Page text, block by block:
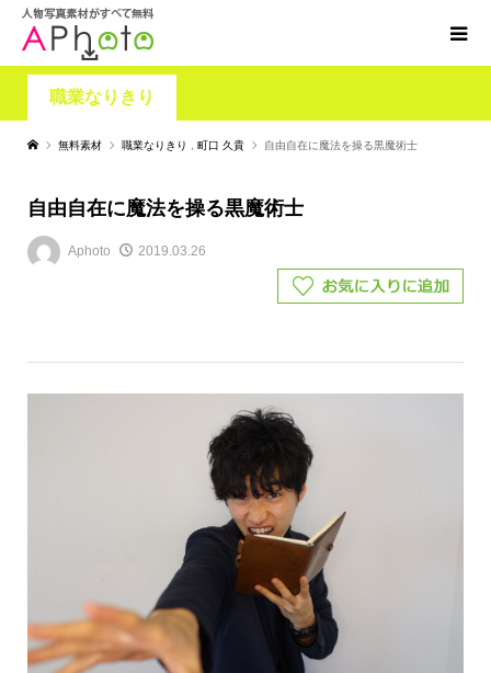
職業なりきり
無料素材 職業なりきり 町口 久貴 自由自在に魔法を操る黒魔術士
自由自在に魔法を操る黒魔術士
Aphoto 2019.03.26